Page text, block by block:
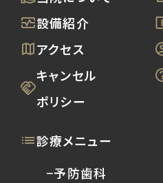
設備紹介
アクセス
キャンセル
ポリシー
診療メニュー
−予防歯科